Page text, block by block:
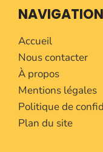
NAVIGATION
Accueil
Nous contacter
À propos
Mentions légales
Politique de
Plan du site